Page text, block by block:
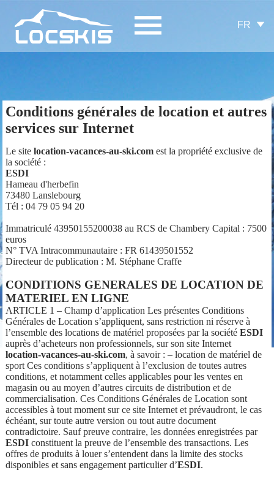
FR
Conditions générales de location et autres
services sur Internet
Le site location-vacances-au-ski.comest la propriété exclusive de
la société :
ESDI
Hameau d'herbefin
73480 Lanslebourg
Tél : 04 79 05 94 20
Immatriculé 43950155200038 au RCS de Chambery Capital : 7500
euros
N° TVA Intracommunautaire : FR 61439501552
Directeur de publication : M. Stéphane Craffe
CONDITIONS GENERALES DE LOCATION DE
MATERIEL EN LIGNE
ARTICLE 1 – Champ d’application Les présentes Conditions
Générales de Location s’appliquent, sans restriction ni réserve à
l’ensemble des locations de matériel proposées par la société ESDI
auprès d’acheteurs non professionnels, sur son site Internet
location-vacances-au-ski.com, à savoir : – location de matériel de
sport Ces conditions s’appliquent à l’exclusion de toutes autres
conditions, et notamment celles applicables pour les ventes en
magasin ou au moyen d’autres circuits de distribution et de
commercialisation. Ces Conditions Générales de Location sont
accessibles à tout moment sur ce site Internet et prévaudront, le cas
échéant, sur toute autre version ou tout autre document
contradictoire. Sauf preuve contraire, les données enregistrées par
ESDIconstituent la preuve de l’ensemble des transactions. Les
offres de produits à louer s’entendent dans la limite des stocks
disponibles et sans engagement particulier d’ESDI.